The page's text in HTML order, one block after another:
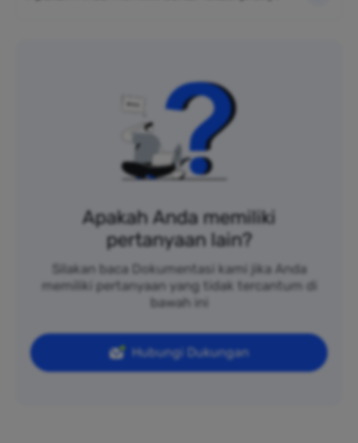
Apakah Anda memiliki
pertanyaan lain?
Silakan baca Dokumentasi kami jika Anda
memiliki pertanyaan yang tidak tercantum di
bawah ini
Hubungi Dukungan